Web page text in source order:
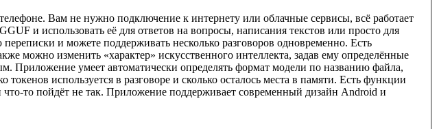
Вам не нужно подключение к интернету или облачные сервисы, всё работает
и использовать её для ответов на вопросы, написания текстов или просто для
и можете поддерживать несколько разговоров одновременно. Есть
можно изменить «характер» искусственного интеллекта, задав ему определённые
Приложение умеет автоматически определять формат модели по названию файла,
используется в разговоре и сколько осталось места в памяти. Есть функции
что-то пойдёт не так. Приложение поддерживает современный дизайн Android и